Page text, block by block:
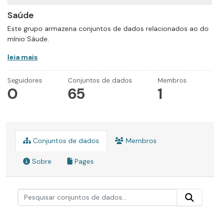
Saúde
Este grupo armazena conjuntos de dados relacionados ao do
mínio Sáude.
leia mais
Seguidores
0
Conjuntos de dados
65
Membros
1
Conjuntos de dados Membros
Sobre Pages